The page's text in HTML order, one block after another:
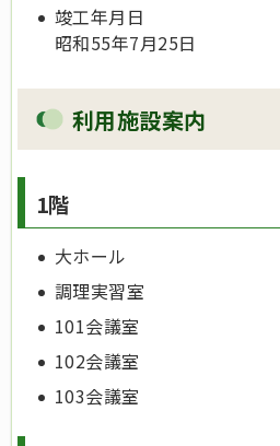
竣工年月日
昭和55年7月25日
利用施設案内
1階
大ホール
調理実習室
101会議室
102会議室
103会議室